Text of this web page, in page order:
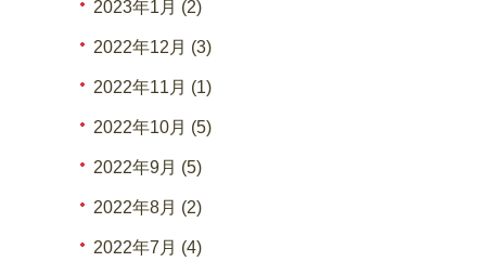
2023年1月 (2)
2022年12月 (3)
2022年11月 (1)
2022年10月 (5)
2022年9月 (5)
2022年8月 (2)
2022年7月 (4)